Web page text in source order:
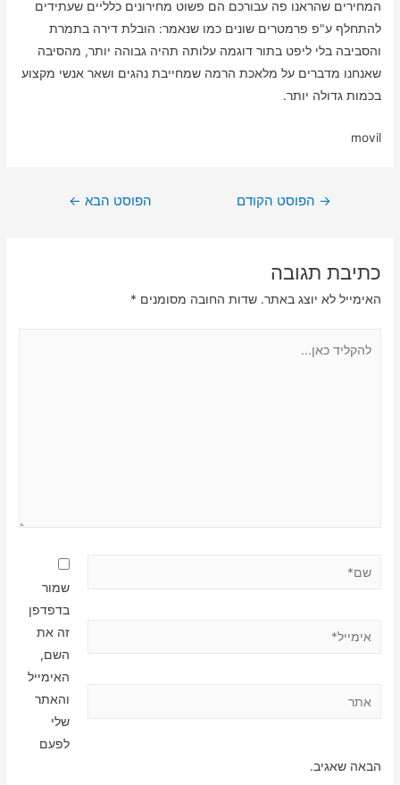
המחירים שהראנו פה עבורכם הם פשוט מחירונים כלליים שעתידים
להתחלף ע"פ פרמטרים שונים כמו שנאמר: הובלת דירה בתמרת
והסביבה בלי ליפט בתור דוגמה עלותה תהיה גבוהה יותר, מהסיבה
שאנחנו מדברים על מלאכת הרמה שמחייבת נהגים ושאר אנשי מקצוע
בכמות גדולה יותר.
movil
ניווט
→ הפוסט הקודם הפוסט הבא ←
כתיבת תגובה
האימייל לא יוצג באתר. שדות החובה מסומנים *
שמור
בדפדפן
זה את
השם,
האימייל
והאתר
שלי
לפעם
הבאה שאגיב.